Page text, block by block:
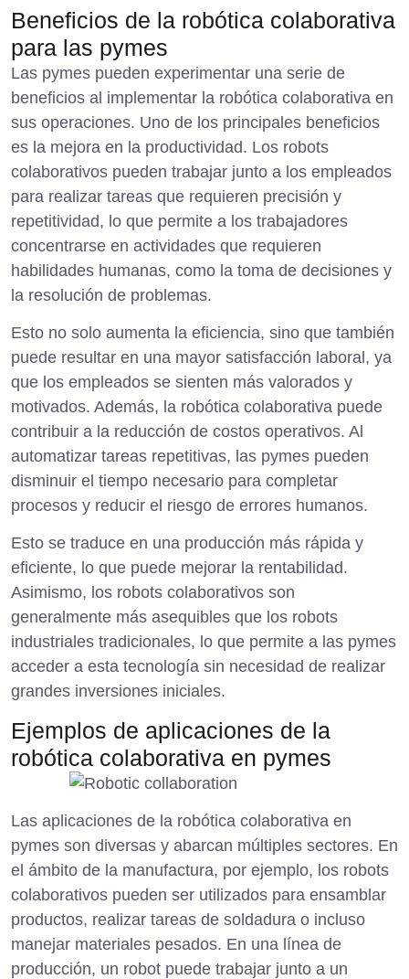
Beneficios de la robótica colaborativa
para las pymes
Las pymes pueden experimentar una serie de
beneficios al implementar la robótica colaborativa en
sus operaciones. Uno de los principales beneficios
es la mejora en la productividad. Los robots
colaborativos pueden trabajar junto a los empleados
para realizar tareas que requieren precisión y
repetitividad, lo que permite a los trabajadores
concentrarse en actividades que requieren
habilidades humanas, como la toma de decisiones y
la resolución de problemas.
Esto no solo aumenta la eficiencia, sino que también
puede resultar en una mayor satisfacción laboral, ya
que los empleados se sienten más valorados y
motivados. Además, la robótica colaborativa puede
contribuir a la reducción de costos operativos. Al
automatizar tareas repetitivas, las pymes pueden
disminuir el tiempo necesario para completar
procesos y reducir el riesgo de errores humanos.
Esto se traduce en una producción más rápida y
eficiente, lo que puede mejorar la rentabilidad.
Asimismo, los robots colaborativos son
generalmente más asequibles que los robots
industriales tradicionales, lo que permite a las pymes
acceder a esta tecnología sin necesidad de realizar
grandes inversiones iniciales.
Ejemplos de aplicaciones de la
robótica colaborativa en pymes
Las aplicaciones de la robótica colaborativa en
pymes son diversas y abarcan múltiples sectores. En
el ámbito de la manufactura, por ejemplo, los robots
colaborativos pueden ser utilizados para ensamblar
productos, realizar tareas de soldadura o incluso
manejar materiales pesados. En una línea de
producción, un robot puede trabajar junto a un